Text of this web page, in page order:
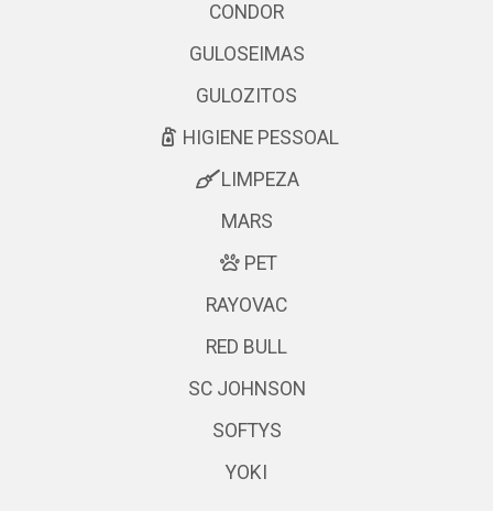
CONDOR
GULOSEIMAS
GULOZITOS
HIGIENE PESSOAL
LIMPEZA
MARS
PET
RAYOVAC
RED BULL
SC JOHNSON
SOFTYS
YOKI